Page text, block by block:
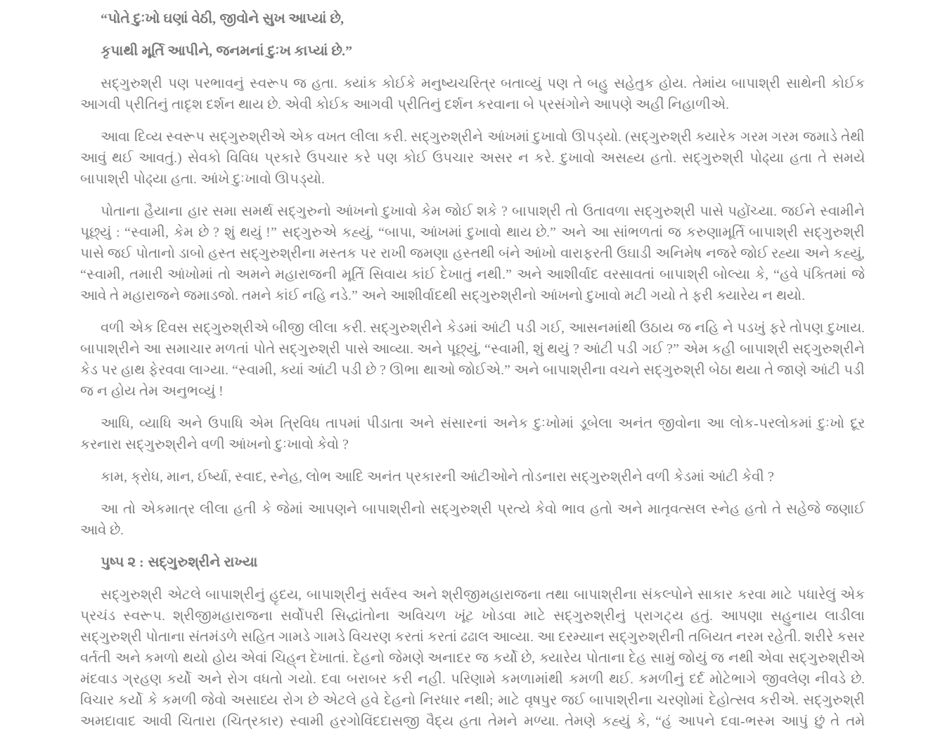
“પોતે દુઃખો ઘણાં વેઠી, જીવોને સુખ આપ્યાં છે,
કૃપાથી મૂર્તિ આપીને, જનમનાં દુઃખ કાપ્યાં છે.”
સદ્‌ગુરુશ્રી પણ પરભાવનું સ્વરૂપ જ હતા. ક્યાંક કોઈકે મનુષ્યચરિત્ર બતાવ્યું પણ તે બહુ સહેતુક હોય. તેમાંય બાપાશ્રી સાથેની કોઈક
આગવી પ્રીતિનું તાદૃશ દર્શન થાય છે. એવી કોઈક આગવી પ્રીતિનું દર્શન કરવાના બે પ્રસંગોને આપણે અહીં નિહાળીએ.
આવા દિવ્ય સ્વરૂપ સદ્‌ગુરુશ્રીએ એક વખત લીલા કરી. સદ્‌ગુરુશ્રીને આંખમાં દુખાવો ઊપડ્યો. (સદ્‌ગુરુશ્રી ક્યારેક ગરમ ગરમ જમાડે તેથી
આવું થઈ આવતું.) સેવકો વિવિધ પ્રકારે ઉપચાર કરે પણ કોઈ ઉપચાર અસર ન કરે. દુખાવો અસહ્ય હતો. સદ્‌ગુરુશ્રી પોઢ્યા હતા તે સમયે
બાપાશ્રી પોઢ્યા હતા. આંખે દુઃખાવો ઊપડ્યો.
પોતાના હૈયાના હાર સમા સમર્થ સદ્‌ગુરુનો આંખનો દુખાવો કેમ જોઈ શકે ? બાપાશ્રી તો ઉતાવળા સદ્‌ગુરુશ્રી પાસે પહોંચ્યા. જઈને સ્વામીને
પૂછ્યું : “સ્વામી, કેમ છે ? શું થયું !” સદ્‌ગુરુએ કહ્યું, “બાપા, આંખમાં દુખાવો થાય છે.” અને આ સાંભળતાં જ કરુણામૂર્તિ બાપાશ્રી સદ્‌ગુરુશ્રી
પાસે જઈ પોતાનો ડાબો હસ્ત સદ્‌ગુરુશ્રીના મસ્તક પર રાખી જમણા હસ્તથી બંને આંખો વારાફરતી ઉઘાડી અનિમેષ નજરે જોઈ રહ્યા અને કહ્યું,
“સ્વામી, તમારી આંખોમાં તો અમને મહારાજની મૂર્તિ સિવાય કાંઈ દેખાતું નથી.” અને આશીર્વાદ વરસાવતાં બાપાશ્રી બોલ્યા કે, “હવે પંક્તિમાં જે
આવે તે મહારાજને જમાડજો. તમને કાંઈ નહિ નડે.” અને આશીર્વાદથી સદ્‌ગુરુશ્રીનો આંખનો દુખાવો મટી ગયો તે ફરી ક્યારેય ન થયો.
વળી એક દિવસ સદ્‌ગુરુશ્રીએ બીજી લીલા કરી. સદ્‌ગુરુશ્રીને કેડમાં આંટી પડી ગઈ, આસનમાંથી ઉઠાય જ નહિ ને પડખું ફરે તોપણ દુખાય.
બાપાશ્રીને આ સમાચાર મળતાં પોતે સદ્‌ગુરુશ્રી પાસે આવ્યા. અને પૂછ્યું, “સ્વામી, શું થયું ? આંટી પડી ગઈ ?” એમ કહી બાપાશ્રી સદ્‌ગુરુશ્રીને
કેડ પર હાથ ફેરવવા લાગ્યા. “સ્વામી, ક્યાં આંટી પડી છે ? ઊભા થાઓ જોઈએ.” અને બાપાશ્રીના વચને સદ્‌ગુરુશ્રી બેઠા થયા તે જાણે આંટી પડી
જ ન હોય તેમ અનુભવ્યું !
આધિ, વ્યાધિ અને ઉપાધિ એમ ત્રિવિધ તાપમાં પીડાતા અને સંસારનાં અનેક દુઃખોમાં ડૂબેલા અનંત જીવોના આ લોક-પરલોકમાં દુઃખો દૂર
કરનારા સદ્‌ગુરુશ્રીને વળી આંખનો દુઃખાવો કેવો ?
કામ, ક્રોધ, માન, ઈર્ષ્યા, સ્વાદ, સ્નેહ, લોભ આદિ અનંત પ્રકારની આંટીઓને તોડનારા સદ્‌ગુરુશ્રીને વળી કેડમાં આંટી કેવી ?
આ તો એકમાત્ર લીલા હતી કે જેમાં આપણને બાપાશ્રીનો સદ્‌ગુરુશ્રી પ્રત્યે કેવો ભાવ હતો અને માતૃવત્સલ સ્નેહ હતો તે સહેજે જણાઈ
આવે છે.
પુષ્પ ૨ : સદ્‌ગુરુશ્રીને રાખ્યા
સદ્‌ગુરુશ્રી એટલે બાપાશ્રીનું હૃદય, બાપાશ્રીનું સર્વસ્વ અને શ્રીજીમહારાજના તથા બાપાશ્રીના સંકલ્પોને સાકાર કરવા માટે પધારેલું એક
પ્રચંડ સ્વરૂપ. શ્રીજીમહારાજના સર્વોપરી સિદ્ધાંતોના અવિચળ ખૂંટ ખોડવા માટે સદ્‌ગુરુશ્રીનું પ્રાગટ્ય હતું. આપણા સહુનાય લાડીલા
સદ્‌ગુરુશ્રી પોતાના સંતમંડળે સહિત ગામડે ગામડે વિચરણ કરતાં કરતાં ઢઢાલ આવ્યા. આ દરમ્યાન સદ્‌ગુરુશ્રીની તબિયત નરમ રહેતી. શરીરે કસર
વર્તતી અને કમળો થયો હોય એવાં ચિહ્‌ન દેખાતાં. દેહનો જેમણે અનાદર જ કર્યો છે, ક્યારેય પોતાના દેહ સામું જોયું જ નથી એવા સદ્‌ગુરુશ્રીએ
મંદવાડ ગ્રહણ કર્યો અને રોગ વધતો ગયો. દવા બરાબર કરી નહીં. પરિણામે કમળામાંથી કમળી થઈ. કમળીનું દર્દ મોટેભાગે જીવલેણ નીવડે છે.
વિચાર કર્યો કે કમળી જેવો અસાધ્ય રોગ છે એટલે હવે દેહનો નિરધાર નથી; માટે વૃષપુર જઈ બાપાશ્રીના ચરણોમાં દેહોત્સવ કરીએ. સદ્‌ગુરુશ્રી
અમદાવાદ આવી ચિતારા (ચિત્રકાર) સ્વામી હરગોવિંદદાસજી વૈદ્ય હતા તેમને મળ્યા. તેમણે કહ્યું કે, “હું આપને દવા-ભસ્મ આપું છું તે તમે